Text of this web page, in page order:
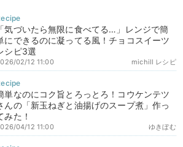
「気づいたら無限に食べてる…」レンジで簡
にできるのに凝ってる風！チョコスイーツ
シピ3選
michill レシピ
02/12 11:00
単なのにコク旨とろっとろ！コウケンテツ
んの「新玉ねぎと油揚げのスープ煮」作っ
みた！
ゆきぼむ
04/12 11:00